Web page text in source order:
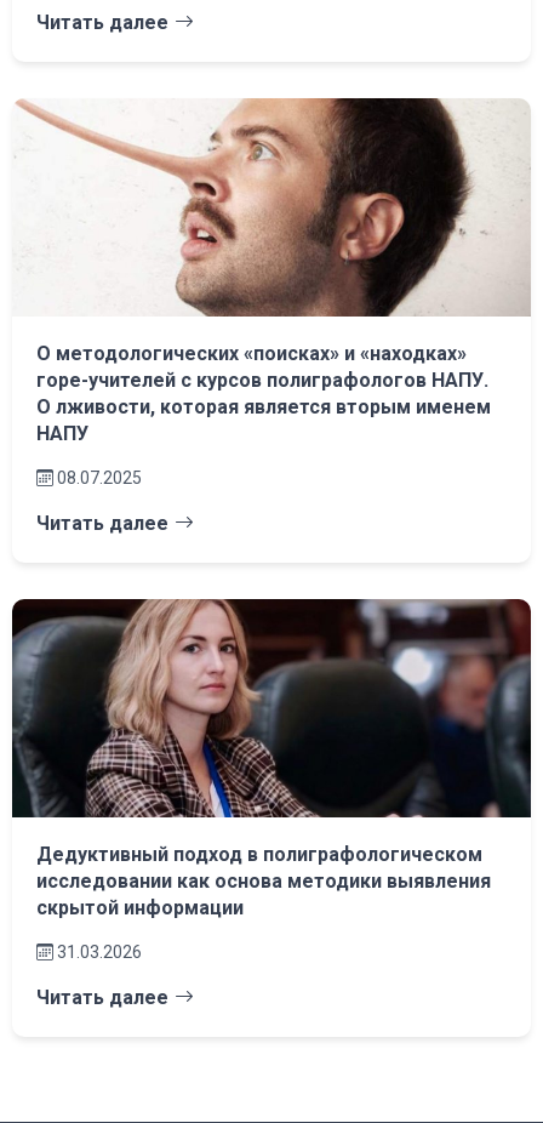
Читать далее
О методологических «поисках» и «находках»
горе-учителей с курсов полиграфологов НАПУ.
О лживости, которая является вторым именем
НАПУ
08.07.2025
Читать далее
Дедуктивный подход в полиграфологическом
исследовании как основа методики выявления
скрытой информации
31.03.2026
Читать далее